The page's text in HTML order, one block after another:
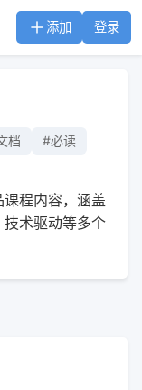
添加 登录
档
#必读
程内容，涵盖
术驱动等多个